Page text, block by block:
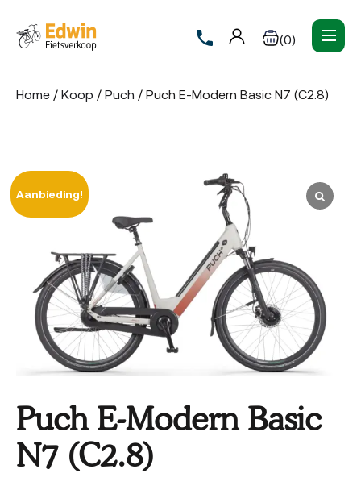
(0)
Home / Koop / Puch / Puch E-Modern Basic N7 (C2.8)
Aanbieding!
Puch E-Modern Basic
N7 (C2.8)